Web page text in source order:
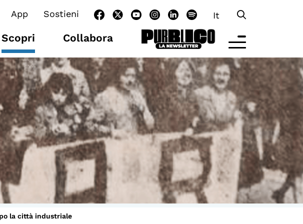
App Sostieni It
Scopri Collabora
OLTRE LA SCUOLA
Attività per bambine e bambini
Programmi per le scuole
Under25
Classici del Pensiero Politico
la città industriale